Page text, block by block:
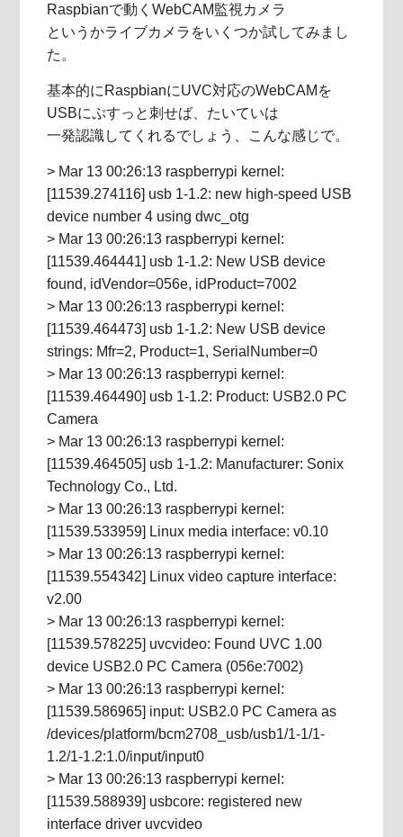
Raspbianで動くWebCAM監視カメラ
というかライブカメラをいくつか試してみまし
た。
基本的にRaspbianにUVC対応のWebCAMを
USBにぷすっと刺せば、たいていは
一発認識してくれるでしょう、こんな感じで。
> Mar 13 00:26:13 raspberrypi kernel:
[11539.274116] usb 1-1.2: new high-speed USB
device number 4 using dwc_otg
> Mar 13 00:26:13 raspberrypi kernel:
[11539.464441] usb 1-1.2: New USB device
found, idVendor=056e, idProduct=7002
> Mar 13 00:26:13 raspberrypi kernel:
[11539.464473] usb 1-1.2: New USB device
strings: Mfr=2, Product=1, SerialNumber=0
> Mar 13 00:26:13 raspberrypi kernel:
[11539.464490] usb 1-1.2: Product: USB2.0 PC
Camera
> Mar 13 00:26:13 raspberrypi kernel:
[11539.464505] usb 1-1.2: Manufacturer: Sonix
Technology Co., Ltd.
> Mar 13 00:26:13 raspberrypi kernel:
[11539.533959] Linux media interface: v0.10
> Mar 13 00:26:13 raspberrypi kernel:
[11539.554342] Linux video capture interface:
v2.00
> Mar 13 00:26:13 raspberrypi kernel:
[11539.578225] uvcvideo: Found UVC 1.00
device USB2.0 PC Camera (056e:7002)
> Mar 13 00:26:13 raspberrypi kernel:
[11539.586965] input: USB2.0 PC Camera as
/devices/platform/bcm2708_usb/usb1/1-1/1-
1.2/1-1.2:1.0/input/input0
> Mar 13 00:26:13 raspberrypi kernel:
[11539.588939] usbcore: registered new
interface driver uvcvideo